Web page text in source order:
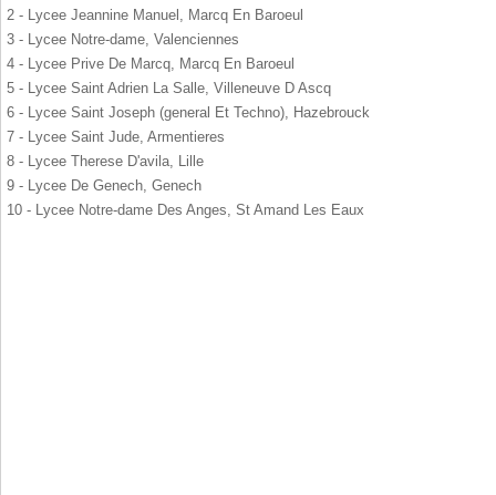
2 - Lycee Jeannine Manuel, Marcq En Baroeul
3 - Lycee Notre-dame, Valenciennes
4 - Lycee Prive De Marcq, Marcq En Baroeul
5 - Lycee Saint Adrien La Salle, Villeneuve D Ascq
6 - Lycee Saint Joseph (general Et Techno), Hazebrouck
7 - Lycee Saint Jude, Armentieres
8 - Lycee Therese D'avila, Lille
9 - Lycee De Genech, Genech
10 - Lycee Notre-dame Des Anges, St Amand Les Eaux